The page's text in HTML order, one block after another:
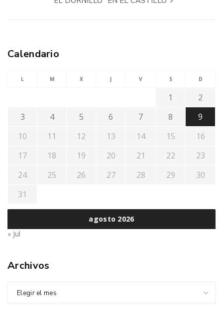
Calendario
agosto 2026
L M X J V S D
1
2
3
4 5 6 7 8
9
10
11 12 13 14 15
16
17
18 19 20 21 22
23
24
25 26 27 28 29
30
31
« Jul
Archivos
Elegir el mes